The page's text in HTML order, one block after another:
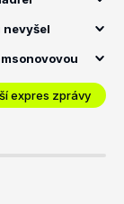
nevyšel
expres zprávy